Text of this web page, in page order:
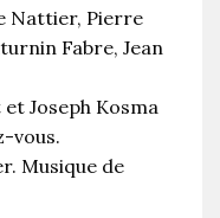
Nattier, Pierre
Fabre, Jean
Joseph Kosma
vous.
Musique de